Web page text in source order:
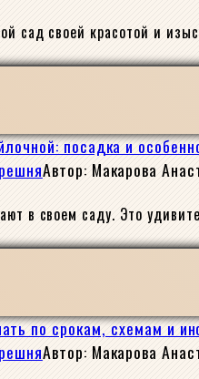
сад своей красотой и
посадка и
Автор: Макарова
своем саду. Это
по срокам, схемам и
Автор: Макарова